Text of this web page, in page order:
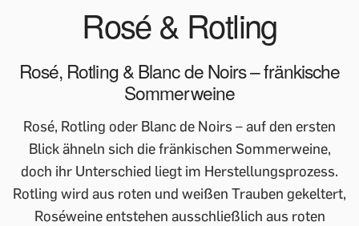
Rosé & Rotling
Rosé, Rotling & Blanc de Noirs – fränkische
Sommerweine
Rosé, Rotling oder Blanc de Noirs – auf den ersten
Blick ähneln sich die fränkischen Sommerweine,
doch ihr Unterschied liegt im Herstellungsprozess.
Rotling wird aus roten und weißen Trauben gekeltert,
Roséweine entstehen ausschließlich aus roten